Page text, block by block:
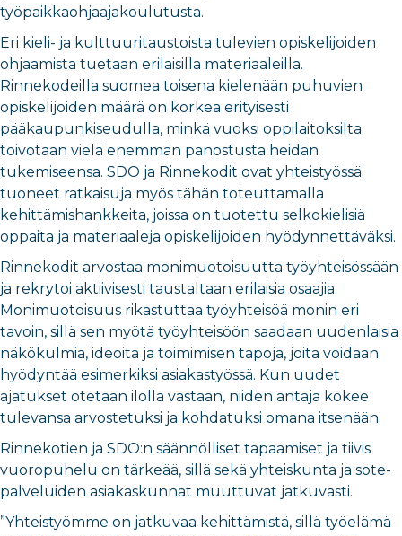
työpaikkaohjaajakoulutusta.
Eri kieli- ja kulttuuritaustoista tulevien opiskelijoiden
ohjaamista tuetaan erilaisilla materiaaleilla.
Rinnekodeilla suomea toisena kielenään puhuvien
opiskelijoiden määrä on korkea erityisesti
pääkaupunkiseudulla, minkä vuoksi oppilaitoksilta
toivotaan vielä enemmän panostusta heidän
tukemiseensa. SDO ja Rinnekodit ovat yhteistyössä
tuoneet ratkaisuja myös tähän toteuttamalla
kehittämishankkeita, joissa on tuotettu selkokielisiä
oppaita ja materiaaleja opiskelijoiden hyödynnettäväksi.
Rinnekodit arvostaa monimuotoisuutta työyhteisössään
ja rekrytoi aktiivisesti taustaltaan erilaisia osaajia.
Monimuotoisuus rikastuttaa työyhteisöä monin eri
tavoin, sillä sen myötä työyhteisöön saadaan uudenlaisia
näkökulmia, ideoita ja toimimisen tapoja, joita voidaan
hyödyntää esimerkiksi asiakastyössä. Kun uudet
ajatukset otetaan ilolla vastaan, niiden antaja kokee
tulevansa arvostetuksi ja kohdatuksi omana itsenään.
Rinnekotien ja SDO:n säännölliset tapaamiset ja tiivis
vuoropuhelu on tärkeää, sillä sekä yhteiskunta ja sote-
palveluiden asiakaskunnat muuttuvat jatkuvasti.
”Yhteistyömme on jatkuvaa kehittämistä, sillä työelämä